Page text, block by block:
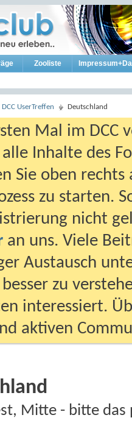
Zooliste
DCC UserTreffen Deutschland
Mal im DCC
Inhalte des
Sie oben
zu starten.
nicht
an uns. Viele
Austausch
zu
interessiert.
aktiven
Mitte - bitte